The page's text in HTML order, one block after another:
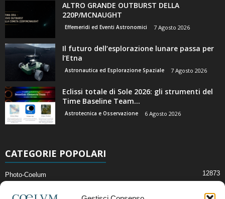
ALTRO GRANDE OUTBURST DELLA
220P/MCNAUGHT
Effemeridi ed Eventi Astronomici 7 Agosto 2026
Il futuro dell’esplorazione lunare passa per
l’Etna
Astronautica ed Esplorazione Spaziale 7 Agosto 2026
Eclissi totale di Sole 2026: gli strumenti del
Time Baseline Team...
Astrotecnica e Osservazione 6 Agosto 2026
CATEGORIE POPOLARI
Photo-Coelum 12873